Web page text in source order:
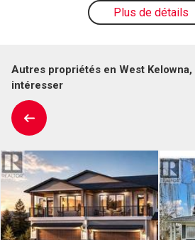
Plus de détails
Autres propriétés en West Kelowna,
intéresser